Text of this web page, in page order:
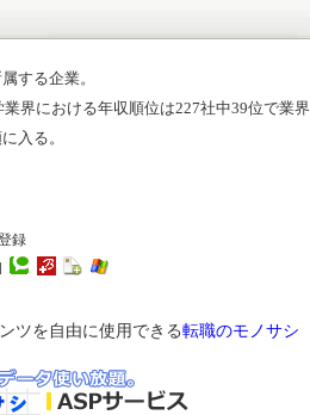
する企業。
界における年収順位は227社中39位で業
入る。
録
ツを自由に使用できる転職のモノサシ